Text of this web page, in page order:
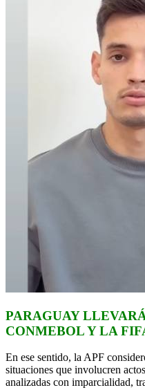
PARAGUAY
CONMEBOL Y LA
En ese sentido, la APF
situaciones que involucren
analizadas con imparcialidad,